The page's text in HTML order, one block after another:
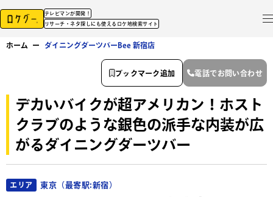
テレビマンが開発！
リサーチ・ネタ探しにも使えるロケ地検索サイト
ホーム ー ダイニングダーツバーBee 新宿店
デカいバイクが超アメリカン！ホスト
クラブのような銀色の派手な内装が広
がるダイニングダーツバー
エリア 東京（最寄駅:新宿）
ブックマーク追加 電話でお問い合わせ